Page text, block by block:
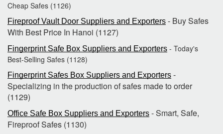
Cheap Safes (1126)
Fireproof Vault Door Suppliers and Exporters - Buy Safes
With Best Price In Hanoi (1127)
Fingerprint Safe Box Suppliers and Exporters - Today's
Best-Selling Safes (1128)
Fingerprint Safes Box Suppliers and Exporters -
Specializing in the production of safes made to order
(1129)
Office Safe Box Suppliers and Exporters - Smart, Safe,
Fireproof Safes (1130)